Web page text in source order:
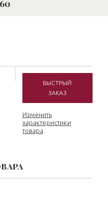
БЫСТРЫЙ
ЗАКАЗ
Изменить
характеристики
товара